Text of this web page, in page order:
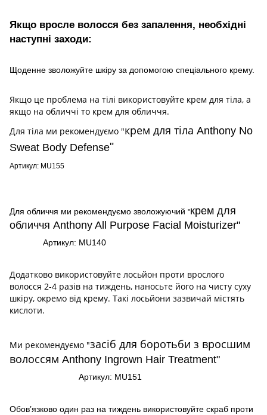
Якщо вросле волосся без запалення, необхідні
наступні заходи:
Щоденне зволожуйте шкіру за допомогою спеціального крему.
Якщо це проблема на тілі використовуйте крем для тіла, а
якщо на обличчі то крем для обличчя.
Для тіла ми рекомендуємо "крем для тіла Anthony No
Sweat Body Defense"
Артикул: MU155
Для обличчя ми рекомендуємо зволожуючий "крем для
обличчя Anthony All Purpose Facial Moisturizer"
Артикул: MU140
Додатково використовуйте лосьйон проти врослого
волосся 2-4 разів на тиждень, наносьте його на чисту суху
шкіру, окремо від крему. Такі лосьйони зазвичай містять
кислоти.
Ми рекомендуємо "засіб для боротьби з вросшим
волоссям Anthony Ingrown Hair Treatment"
Артикул: MU151
Обов’язково один раз на тиждень використовуйте скраб проти